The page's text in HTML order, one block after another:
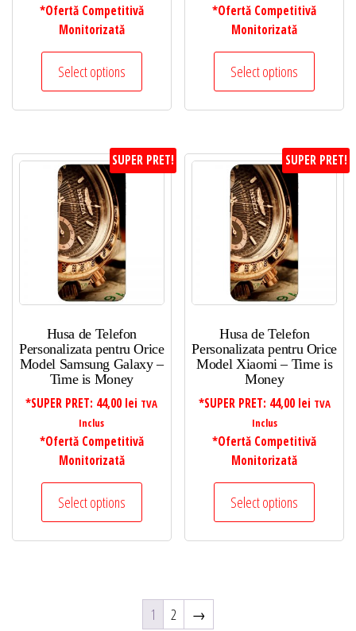
*Ofertă Competitivă
Monitorizată
Select options
*Ofertă Competitivă
Monitorizată
Select options
SUPER PRET!
Husa de Telefon
Personalizata pentru Orice
Model Samsung Galaxy –
Time is Money
*SUPER PRET: 44,00 lei TVA
Inclus
*Ofertă Competitivă
Monitorizată
Select options
SUPER PRET!
Husa de Telefon
Personalizata pentru Orice
Model Xiaomi – Time is
Money
*SUPER PRET: 44,00 lei TVA
Inclus
*Ofertă Competitivă
Monitorizată
Select options
1 2 →